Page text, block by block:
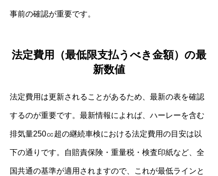
事前の確認が重要です。
法定費用（最低限支払うべき金額）の最
新数値
法定費用は更新されることがあるため、最新の表を確認
するのが重要です。最新情報によれば、ハーレーを含む
排気量250㏄超の継続車検における法定費用の目安は以
下の通りです。自賠責保険・重量税・検査印紙など、全
国共通の基準が適用されますので、これが最低ラインと